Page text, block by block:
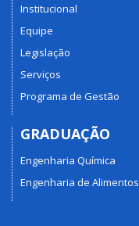
Institucional
Equipe
Legislação
Serviços
Programa de Gestão
GRADUAÇÃO
Engenharia Química
Engenharia de Alimentos